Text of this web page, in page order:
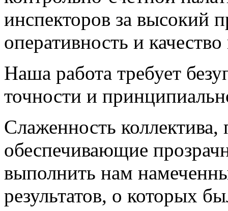
инспекторов за высокий
оперативность и
Наша работа требует
точности и
Слаженность коллектива,
обеспечивающие
выполнить нам
результатов, о которых